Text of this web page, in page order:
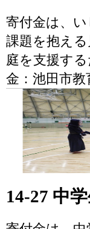
寄付金は、い
課題を抱え
庭を支援す
金：池田市
14-27 中